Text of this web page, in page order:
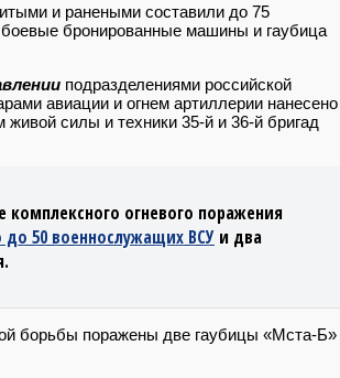
и ранеными составили до 75
бронированные машины и гаубица
подразделениями российской
авиации и огнем артиллерии нанесено
живой силы и техники 35-й и 36-й бригад
комплексного огневого поражения
50 военнослужащих ВСУ и два
борьбы поражены две гаубицы «Мста-Б»